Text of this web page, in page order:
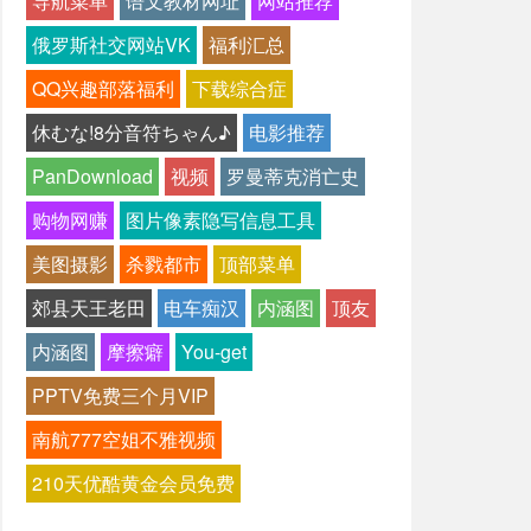
俄罗斯社交网站VK
福利汇总
QQ兴趣部落福利
下载综合症
休むな!8分音符ちゃん♪
电影推荐
PanDownload
视频
罗曼蒂克消亡史
购物网赚
图片像素隐写信息工具
美图摄影
杀戮都市
顶部菜单
郊县天王老田
电车痴汉 内涵图
顶友
内涵图
摩擦癖
You-get
PPTV免费三个月VIP
南航777空姐不雅视频
210天优酷黄金会员免费